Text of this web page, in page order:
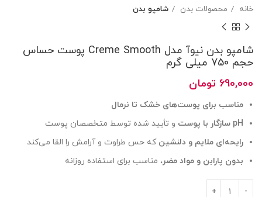
خانه محصولات بدن شامپو بدن
شامپو بدن نیوآ مدل Creme Smooth پوست حساس
حجم 750 میلی گرم
690,000 تومان
مناسب برای پوست‌های خشک تا نرمال
pH سازگار با پوست
و تأیید شده توسط متخصصان پوست
رایحه‌ای ملایم و دلنشین که حس طراوت و آرامش را القا می‌کند
بدون پارابن و مواد مضر، مناسب برای استفاده روزانه